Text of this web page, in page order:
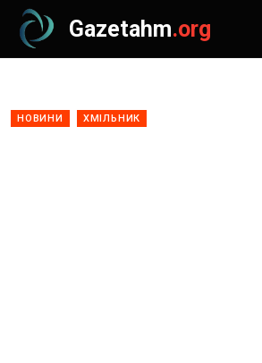
Gazetahm.org
НОВИНИ ХМІЛЬНИК